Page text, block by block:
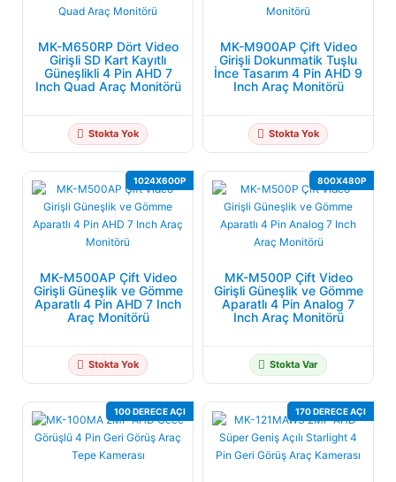
MK-M650RP Dört Video
Girişli SD Kart Kayıtlı
Güneşlikli 4 Pin AHD 7
Inch Quad Araç Monitörü
Stokta Yok
MK-M900AP Çift Video
Girişli Dokunmatik Tuşlu
İnce Tasarım 4 Pin AHD 9
Inch Araç Monitörü
Stokta Yok
1024X600P
MK-M500AP Çift Video
Girişli Güneşlik ve Gömme
Aparatlı 4 Pin AHD 7 Inch
Araç Monitörü
Stokta Yok
800X480P
MK-M500P Çift Video
Girişli Güneşlik ve Gömme
Aparatlı 4 Pin Analog 7
Inch Araç Monitörü
Stokta Var
100 DERECE AÇI 170 DERECE AÇI